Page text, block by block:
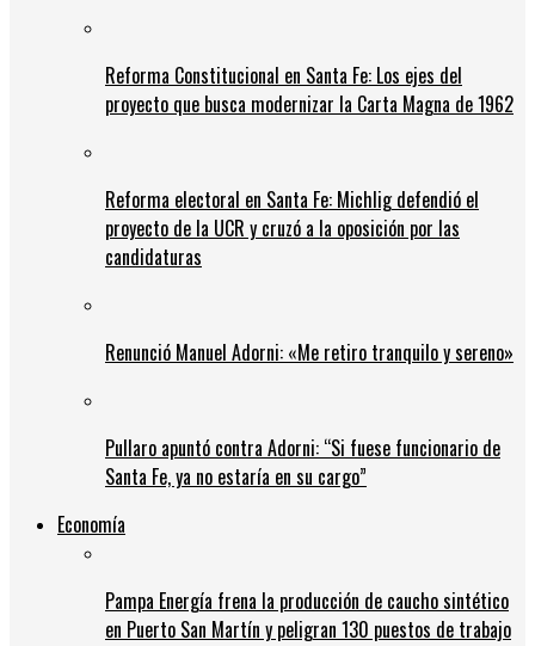
Reforma Constitucional en Santa Fe: Los ejes del
proyecto que busca modernizar la Carta Magna de 1962
Reforma electoral en Santa Fe: Michlig defendió el
proyecto de la UCR y cruzó a la oposición por las
candidaturas
Renunció Manuel Adorni: «Me retiro tranquilo y sereno»
Pullaro apuntó contra Adorni: “Si fuese funcionario de
Santa Fe, ya no estaría en su cargo”
Economía
Pampa Energía frena la producción de caucho sintético
en Puerto San Martín y peligran 130 puestos de trabajo